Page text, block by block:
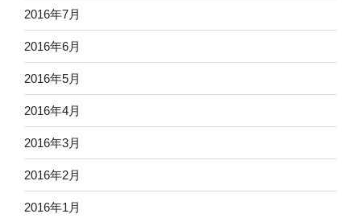
2016年7月
2016年6月
2016年5月
2016年4月
2016年3月
2016年2月
2016年1月